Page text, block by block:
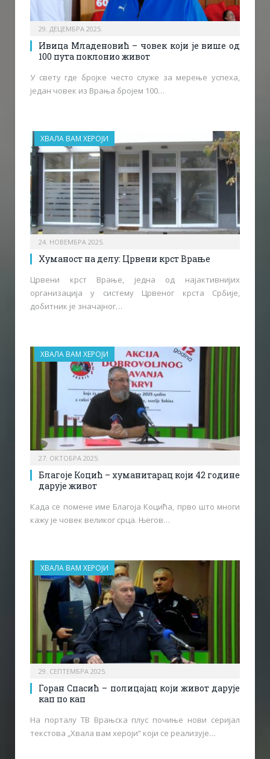
29. ДЕЦЕМБРА 2025.
Ивица Младеновић – човек који је више од
100 пута поклонио живот
У свету где бројке често служе за мерење успеха,
један човек из Врања бројем 100…
ХВАЛА ВАМ ХЕРОЈИ
24. НОВЕМБРА 2025.
Хуманост на делу: Црвени крст Врање
Црвени крст Врање, једна од најактивнијих
организација у систему Црвеног крста Србије,
добитник је значајног…
ХВАЛА ВАМ ХЕРОЈИ
27. ОКТОБРА 2025.
Благоје Коцић – хуманитарац који 42 године
дарује живот
Када се помене име Благоја Коцића, прво што многи
кажу је човек великог срца. Његов…
ХВАЛА ВАМ ХЕРОЈИ
29. СЕПТЕМБРА 2025.
Горан Спасић – полицајац који живот дарује
кап по кап
На порталу ТВ Врањска плус почиње нови серијал
текстова „Хвала вам хероји“ који се реализује…